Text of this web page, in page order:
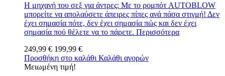
Η μηχανή του σεξ για άντρες: Με το ρομπότ AUTOBLOW
μπορείτε να απολαύσετε άπειρες πίπες ανά πάσα στιγμή! Δεν
έχει σημασία πότε, δεν έχει σημασία πώς και δεν έχει
σημασία πού θέλετε να το πάρετε. Περισσότερα
249,99 € 199,99 €
Προσθήκη στο καλάθι Καλάθι αγορών
Μειωμένη τιμή!